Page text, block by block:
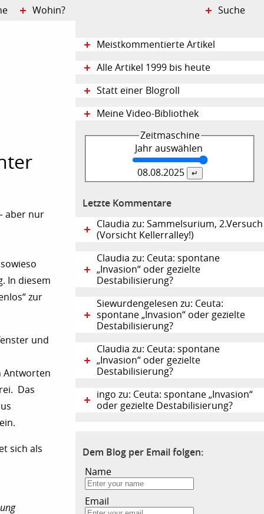
aber nur
In diesem
zur
und
Das
sich als
Suche
Wohin?
Meistkommentierte Artikel
Alle Artikel 1999 bis heute
Statt einer Blogroll
Meine Video-Bibliothek
Zeitmaschine
Jahr auswählen
08.08.2025
Letzte Kommentare
Claudia zu: Sammelsurium, 2.Versuch
(Vorsicht Kellerralley!)
Claudia zu: Ceuta: spontane
„Invasion“ oder gezielte
Destabilisierung?
Siewurdengelesen zu: Ceuta:
spontane „Invasion“ oder gezielte
Destabilisierung?
Claudia zu: Ceuta: spontane
„Invasion“ oder gezielte
Destabilisierung?
ingo zu: Ceuta: spontane „Invasion“
oder gezielte Destabilisierung?
Dem Blog per Email folgen:
Name
Email